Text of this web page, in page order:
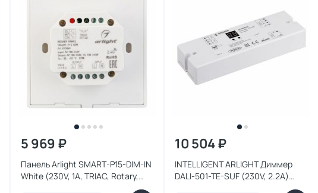
5 969 ₽
Панель Arlight SMART-P15-DIM-IN
White (230V, 1A, TRIAC, Rotary,
10 504 ₽
INTELLIGENT ARLIGHT Диммер
DALI-501-TE-SUF (230V, 2.2A)